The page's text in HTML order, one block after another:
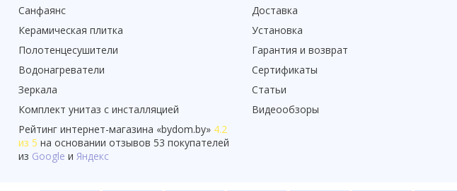
Санфаянс
Керамическая плитка
Полотенцесушители
Водонагреватели
Зеркала
Комплект унитаз с инсталляцией
Рейтинг интернет-магазина «bydom.by» 4.2
из 5 на основании отзывов 53 покупателей
из Google и Яндекс
Доставка
Установка
Гарантия и возврат
Сертификаты
Статьи
Видеообзоры